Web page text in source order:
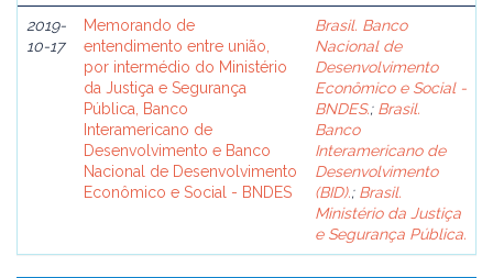
2019-
10-17
Memorando de
entendimento entre união,
por intermédio do Ministério
da Justiça e Segurança
Pública, Banco
Interamericano de
Desenvolvimento e Banco
Nacional de Desenvolvimento
Econômico e Social - BNDES
Brasil. Banco
Nacional de
Desenvolvimento
Econômico e Social -
BNDES.; Brasil.
Banco
Interamericano de
Desenvolvimento
(BID).; Brasil.
Ministério da Justiça
e Segurança Pública.